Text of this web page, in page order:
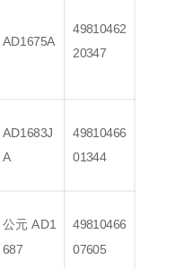
AD1675A
49810462
20347
AD1683J
A
49810466
01344
公元 AD1
687
49810466
07605